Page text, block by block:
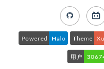
Powered Halo Theme
用户